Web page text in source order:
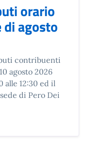
orario
agosto
contribuenti
agosto 2026
alle 12:30 ed il
di Pero Dei